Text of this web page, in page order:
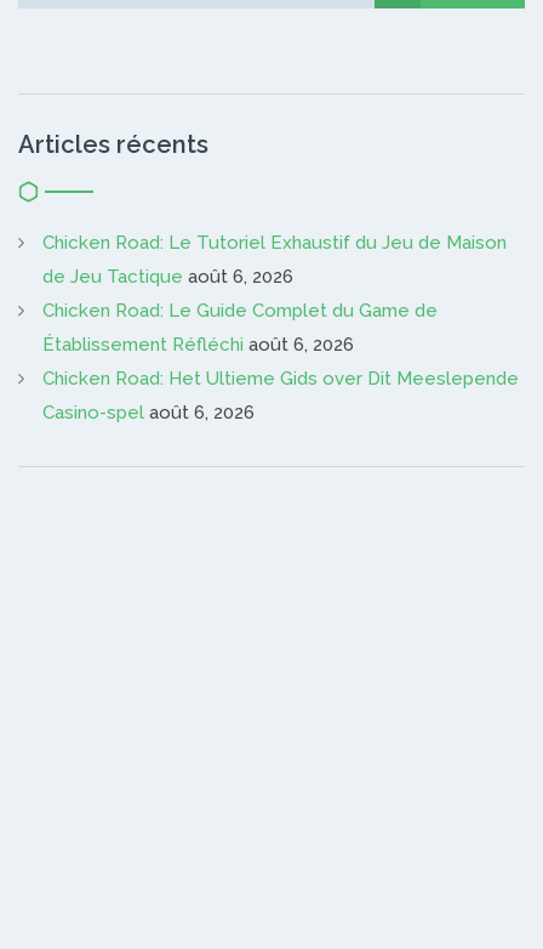
Articles récents
Chicken Road: Le Tutoriel Exhaustif du Jeu de Maison
de Jeu Tactique août 6, 2026
Chicken Road: Le Guide Complet du Game de
Établissement Réfléchi août 6, 2026
Chicken Road: Het Ultieme Gids over Dit Meeslepende
Casino-spel août 6, 2026